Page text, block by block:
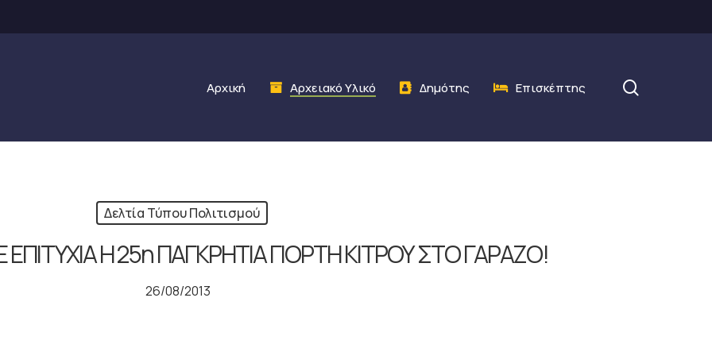
Αρχική Αρχειακό Υλικό Δημότης Επισκέπτης
Δελτία Τύπου Πολιτισμού
Η 25η ΠΑΓΚΡΗΤΙΑ ΓΙΟΡΤΗ ΚΙΤΡΟΥ ΣΤΟ ΓΑΡΑΖΟ!
26/08/2013